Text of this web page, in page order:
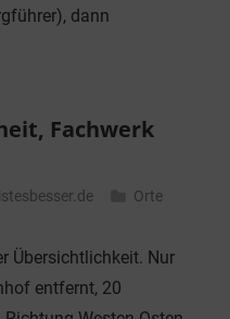
dann
Fachwerk
Orte
Übersichtlichkeit. Nur
entfernt, 20